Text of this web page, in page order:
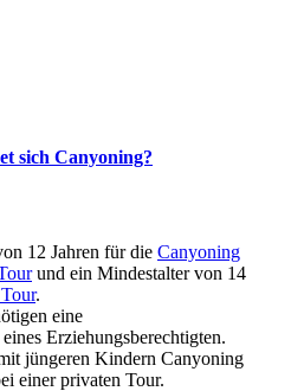
sich Canyoning?
12 Jahren für die Canyoning
und ein Mindestalter von 14
.
eine
Erziehungsberechtigten.
jüngeren Kindern Canyoning
einer privaten Tour.